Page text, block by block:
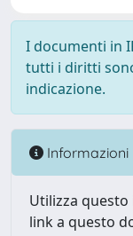
I documenti in
tutti i diritti
indicazione.
Informazioni
Utilizza
link a questo